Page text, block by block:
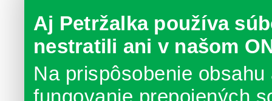
Aj Petržalka používa
nestratili ani v našom
Na prispôsobenie